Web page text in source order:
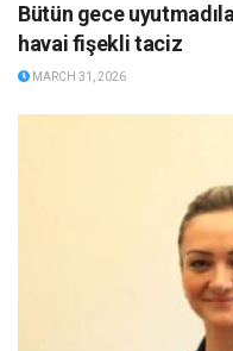
Bütün gece
havai fişekli taciz
MARCH 31, 2026